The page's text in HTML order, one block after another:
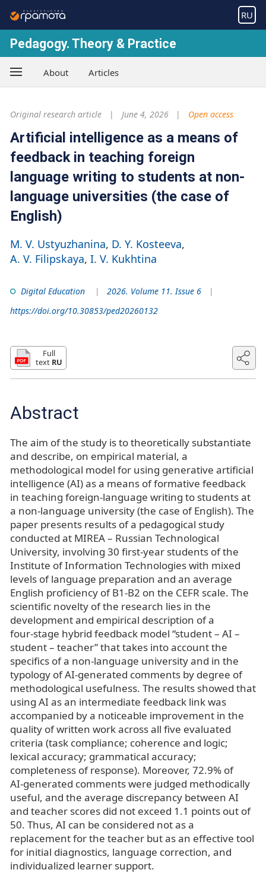
RU
Pedagogy. Theory & Practice
About Articles
Original research article June 4, 2026 Open access
Artificial intelligence as a means of
feedback in teaching foreign
language writing to students at non-
language universities (the case of
English)
M. V. Ustyuzhanina D. Y. Kosteeva
A. V. Filipskaya I. V. Kukhtina
Digital Education
2026. Volume 11. Issue 6
https://doi.org/10.30853/ped20260132
Full
text RU
Abstract
The aim of the study is to theoretically substantiate
and describe, on empirical material, a
methodological model for using generative artificial
intelligence (AI) as a means of formative feedback
in teaching foreign‑language writing to students at
a non‑language university (the case of English). The
paper presents results of a pedagogical study
conducted at MIREA – Russian Technological
University, involving 30 first‑year students of the
Institute of Information Technologies with mixed
levels of language preparation and an average
English proficiency of B1-B2 on the CEFR scale. The
scientific novelty of the research lies in the
development and empirical description of a
four‑stage hybrid feedback model “student – AI –
student – teacher” that takes into account the
specifics of a non‑language university and in the
typology of AI‑generated comments by degree of
methodological usefulness. The results showed that
using AI as an intermediate feedback link was
accompanied by a noticeable improvement in the
quality of written work across all five evaluated
criteria (task compliance; coherence and logic;
lexical accuracy; grammatical accuracy;
completeness of response). Moreover, 72.9% of
AI‑generated comments were judged methodically
useful, and the average discrepancy between AI
and teacher scores did not exceed 1.1 points out of
50. Thus, AI can be considered not as a
replacement for the teacher but as an effective tool
for initial diagnostics, language correction, and
individualized learner support.